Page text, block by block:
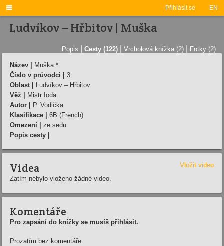
Přihlásit se EN

Ludvíkov – Hřbitov | Muška
Popis Cesty (122) Vrcholová knížka (2) Fotky (2)
Název |
Muška *
Číslo v průvodci |
3
Oblast |
Ludvíkov – Hřbitov
Věž |
Mistr Ioda
Autor |
P. Vodička
Klasifikace |
6B (French)
Omezení |
ze sedu
Popis cesty |
Videa
Vložit video
Zatím nebylo vloženo žádné video.
Komentáře
Pro zapsání do knížky se musíš přihlásit.
Prozatím bez komentáře.